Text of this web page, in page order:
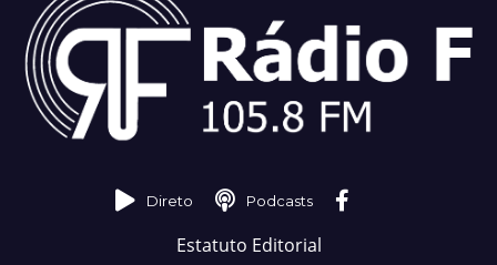
Direto Podcasts
Estatuto Editorial